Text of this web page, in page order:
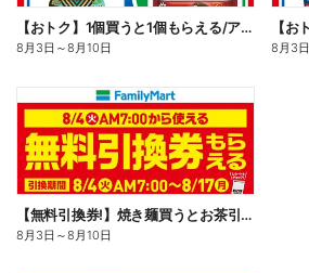
【おトク】1個買うと1個もらえる/アイス
8月3日 ～8月10日 8月3日
【無料引換券!】焼き麺買うとお茶引換券貰える!
8月3日 ～8月10日